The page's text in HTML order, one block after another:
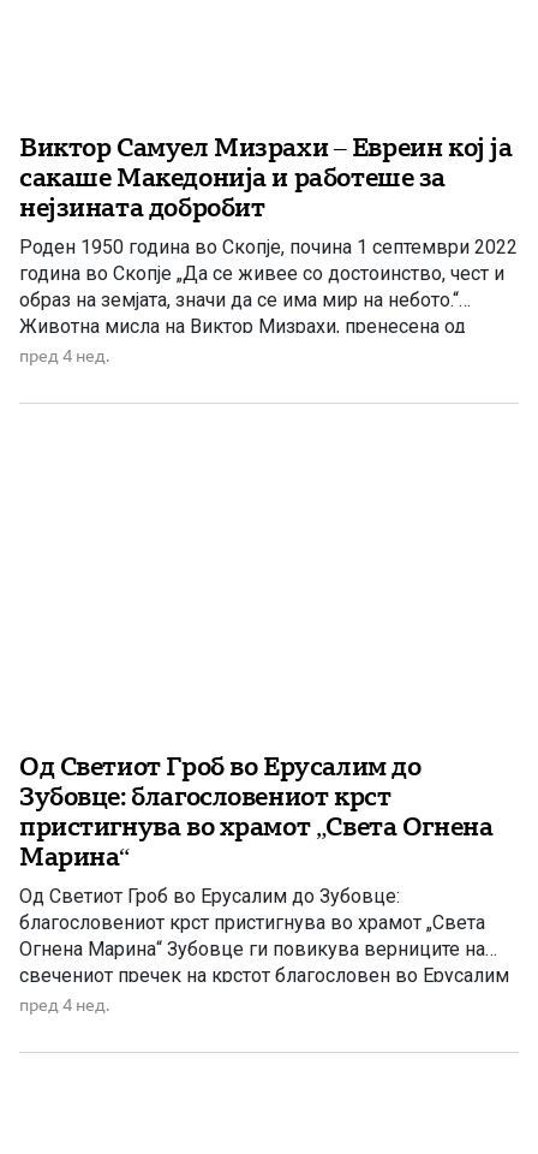
Виктор Самуел Мизрахи – Евреин кој ја
сакаше Македонија и работеше за
нејзината добробит
Роден 1950 година во Скопје, почина 1 септември 2022
година во Скопје „Да се живее со достоинство, чест и
образ на земјата, значи да се има мир на небото.“
Животна мисла на Виктор Мизрахи, пренесена од
неговата ќерка Рашела по неговата смрт. Постојат
само со зборови, туку […]
пред 4 нед.
Од Светиот Гроб во Ерусалим до
Зубовце: благословениот крст
пристигнува во храмот „Света Огнена
Марина“
Од Светиот Гроб во Ерусалим до Зубовце:
благословениот крст пристигнува во храмот „Света
Огнена Марина“ Зубовце ги повикува верниците на
свечениот пречек на крстот благословен во Ерусалим
На празникот Марена, на 30 јули 2026 лето Господово,
пристигне крст благословен во Црквата на Светиот
пред 4 нед.